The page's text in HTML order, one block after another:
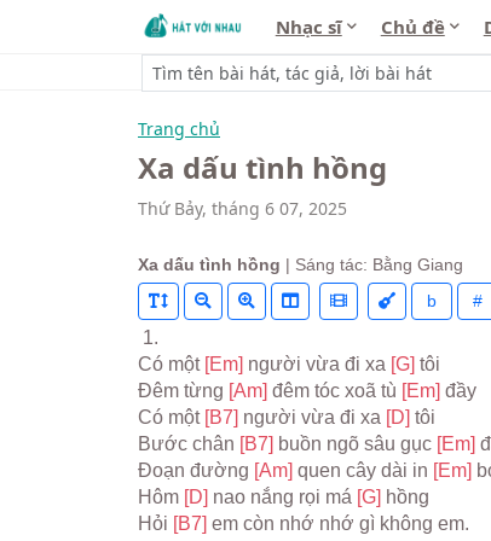
Nhạc sĩ Chủ đề
Trang chủ
Xa dấu tình hồng
Thứ Bảy, tháng 6 07, 2025
Xa dấu tình hồng | Sáng tác: Bằng Giang
b
#
1.
Có một [Em] người vừa đi xa [G] tôi
Đêm từng [Am] đêm tóc xoã tù [Em] đầy
Có một [B7] người vừa đi xa [D] tôi
Bước chân [B7] buồn ngõ sâu gục [Em]
Đoạn đường [Am] quen cây dài in [Em]
Hôm [D] nao nắng rọi má [G] hồng
Hỏi [B7] em còn nhớ nhớ gì không em.